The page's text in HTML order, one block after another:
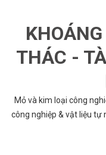
THÁC -
Mỏ và kim loại công
công nghiệp & vật liệu tự